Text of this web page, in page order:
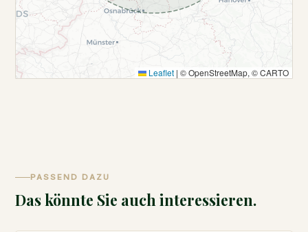
Leaflet | © OpenStreetMap, © CARTO
PASSEND DAZU
Das könnte Sie auch interessieren.